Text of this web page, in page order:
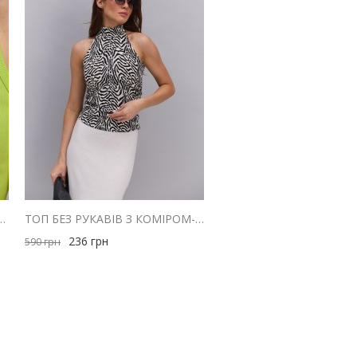
ЗЕЛЕНОГО КОЛЬОРУ ТОП БЕЗ РУКАВІВ З КОМІРОМ-СТІЙКОЮ МОЛОЧНИЙ З АНІМАЛІСТИЧНИМ ПРИНТОМ
590грн 236 грн